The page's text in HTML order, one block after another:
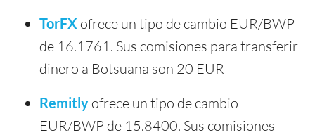
TorFX ofrece un tipo de cambio EUR/BWP
de 16.1761. Sus comisiones para transferir
dinero a Botsuana son 20 EUR
Remitly ofrece un tipo de cambio
EUR/BWP de 15.8400. Sus comisiones